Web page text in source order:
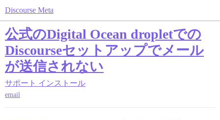
Discourse Meta
公式のDigital Ocean dropletでの
Discourseセットアップでメール
が送信されない
サポート インストール
email